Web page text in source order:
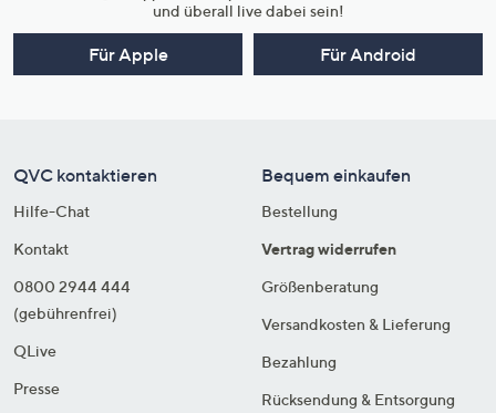
und überall live dabei sein!
Für Apple Für Android
QVC kontaktieren
Hilfe-Chat
Kontakt
0800 2944 444
(gebührenfrei)
QLive
Presse
Bequem einkaufen
Bestellung
Vertrag widerrufen
Größenberatung
Versandkosten & Lieferung
Bezahlung
Rücksendung & Entsorgung